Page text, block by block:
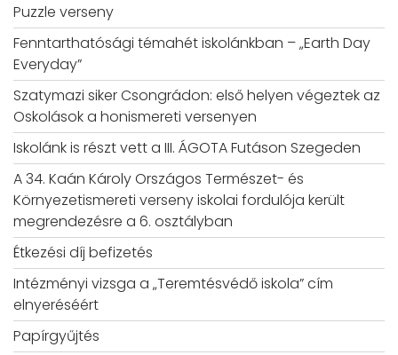
Puzzle verseny
Fenntarthatósági témahét iskolánkban – „Earth Day
Everyday”
Szatymazi siker Csongrádon: első helyen végeztek az
Oskolások a honismereti versenyen
Iskolánk is részt vett a III. ÁGOTA Futáson Szegeden
A 34. Kaán Károly Országos Természet- és
Környezetismereti verseny iskolai fordulója került
megrendezésre a 6. osztályban
Étkezési díj befizetés
Intézményi vizsga a „Teremtésvédő iskola” cím
elnyeréséért
Papírgyűjtés